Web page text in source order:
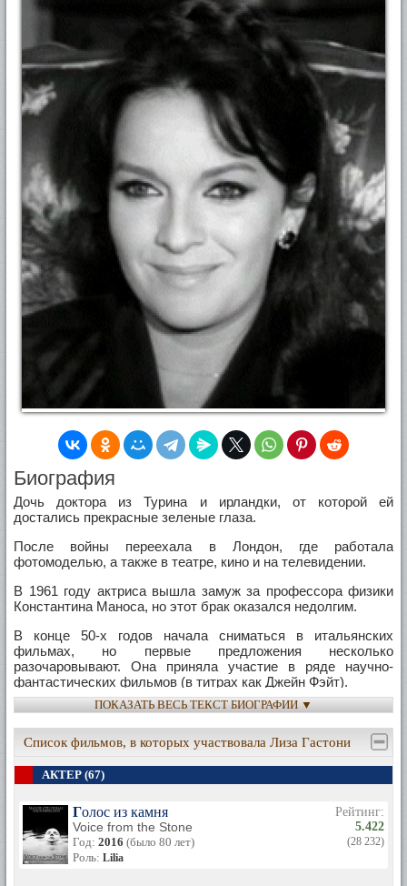
Биография
Дочь доктора из Турина и ирландки, от которой ей
достались прекрасные зеленые глаза.
После войны переехала в Лондон, где работала
фотомоделью, а также в театре, кино и на телевидении.
В 1961 году актриса вышла замуж за профессора физики
Константина Маноса, но этот брак оказался недолгим.
В конце 50-х годов начала сниматься в итальянских
фильмах, но первые предложения несколько
разочаровывают. Она приняла участие в ряде научно-
фантастических фильмов (в титрах как Джейн Фэйт).
В этот период Лиза Гастони познакомилась с продюсером
Джозефом Фрайдом и, несмотря на его солидный возраст
(60 лет), они сблизились на достаточно большой
Лиза Гастони много снималась, в частности у режиссера
Карло Лидзани, она получила и заслуженную награду за
свою работу, но со временем она все меньше стала
появляться на экране, а в конце 70-х годов вообще решила
отказаться от карьеры актрисы, чтобы посвятить себя
живописи и литературе. После более чем 20-летнего
ПОКАЗАТЬ ВЕСЬ ТЕКСТ БИОГРАФИИ ▼
Список фильмов, в которых участвовала Лиза Гастони
АКТЕР (67)
Голос из камня
Voice from the Stone
Год: 2016 (было 80 лет)
Роль: Lilia
Рейтинг:
5.422
(28 232)